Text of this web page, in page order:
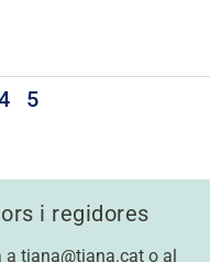
5
i regidores
a tiana@tiana.cat o al